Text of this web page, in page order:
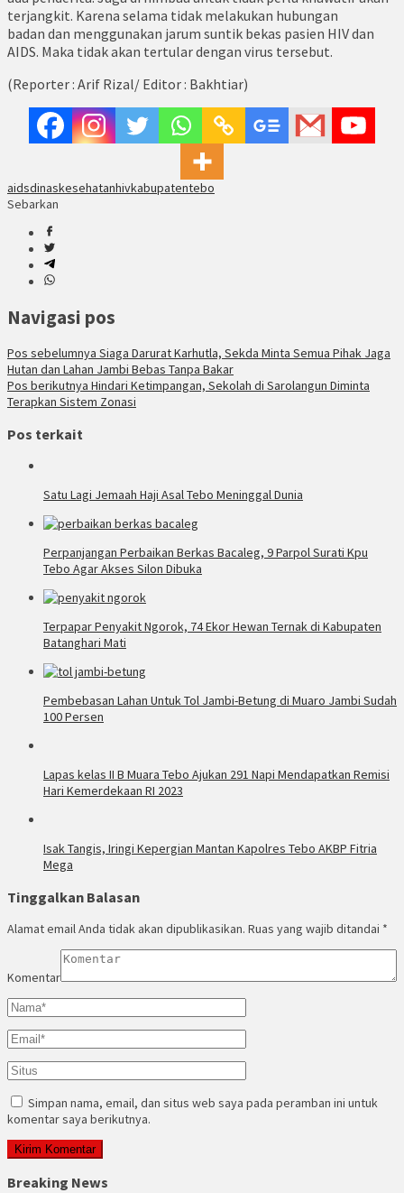
terjangkit. Karena selama tidak melakukan hubungan
badan dan menggunakan jarum suntik bekas pasien HIV dan
AIDS. Maka tidak akan tertular dengan virus tersebut.
(Reporter : Arif Rizal/ Editor : Bakhtiar)
aidsdinaskesehatanhivkabupatentebo
Sebarkan
Navigasi pos
Pos sebelumnya Siaga Darurat Karhutla, Sekda Minta Semua Pihak Jaga
Hutan dan Lahan Jambi Bebas Tanpa Bakar
Pos berikutnya Hindari Ketimpangan, Sekolah di Sarolangun Diminta
Terapkan Sistem Zonasi
Pos terkait
Satu Lagi Jemaah Haji Asal Tebo Meninggal Dunia
Perpanjangan Perbaikan Berkas Bacaleg, 9 Parpol Surati Kpu
Tebo Agar Akses Silon Dibuka
Terpapar Penyakit Ngorok, 74 Ekor Hewan Ternak di Kabupaten
Batanghari Mati
Pembebasan Lahan Untuk Tol Jambi-Betung di Muaro Jambi Sudah
100 Persen
Lapas kelas II B Muara Tebo Ajukan 291 Napi Mendapatkan Remisi
Hari Kemerdekaan RI 2023
Isak Tangis, Iringi Kepergian Mantan Kapolres Tebo AKBP Fitria
Mega
Tinggalkan Balasan
Alamat email Anda tidak akan dipublikasikan. Ruas yang wajib ditandai *
Komentar
Simpan nama, email, dan situs web saya pada peramban ini untuk
komentar saya berikutnya.
Breaking News